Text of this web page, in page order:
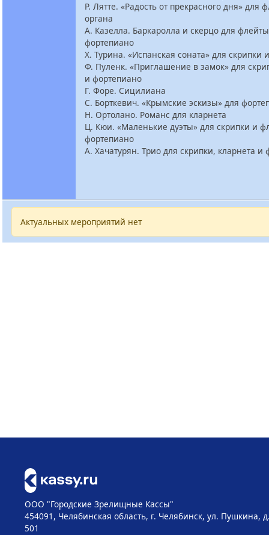
Р. Лятте. «Радость от прекрасного дня» для
органа
А. Казелла. Баркаролла и скерцо для
фортепиано
Х. Турина. «Испанская соната» для скрипки
Ф. Пуленк. «Приглашение в замок» для
и фортепиано
Г. Форе. Сицилиана
С. Борткевич. «Крымские эскизы» для
Н. Ортолано. Романс для кларнета
Ц. Кюи. «Маленькие дуэты» для скрипки и
фортепиано
А. Хачатурян. Трио для скрипки, кларнета и
Актуальных мероприятий нет
ООО "Городские Зрелищные Кассы"
454091, Челябинская область, г. Челябинск, ул. Пушкина,
501